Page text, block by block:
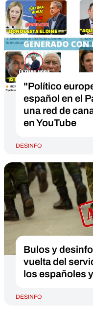
"Político
español en el
una red de
en YouTube
DESINFO
Bulos y
vuelta del
los españoles
DESINFO